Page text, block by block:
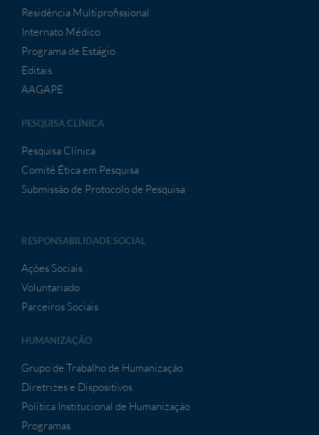
Residência Multiprofissional
Internato Médico
Programa de Estágio
Editais
AAGAPE
PESQUISA CLÍNICA
Pesquisa Clínica
Comitê Ética em Pesquisa
Submissão de Protocolo de Pesquisa
RESPONSABILIDADE SOCIAL
Ações Sociais
Voluntariado
Parceiros Sociais
HUMANIZAÇÃO
Grupo de Trabalho de Humanização
Diretrizes e Dispositivos
Política Institucional de Humanização
Programas